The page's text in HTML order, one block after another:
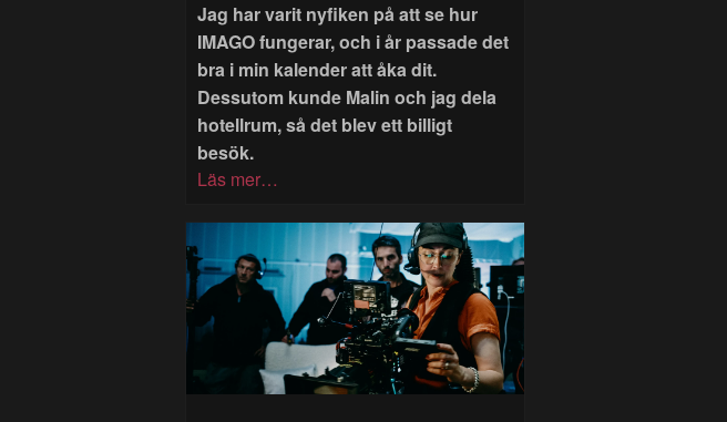
Jag har varit nyfiken på att se hur
IMAGO fungerar, och i år passade det
bra i min kalender att åka dit.
Dessutom kunde Malin och jag dela
hotellrum, så det blev ett billigt
besök.
Läs mer…